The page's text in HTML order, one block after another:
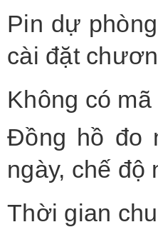
Pin dự
cài đặt
Không có
Đồng hồ đo
ngày, chế
Thời gian